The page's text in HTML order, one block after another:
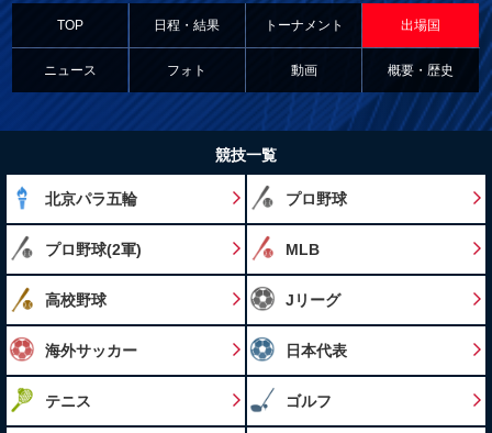
TOP 日程・結果 トーナメント 出場国
ニュース フォト 動画 概要・歴史
競技一覧
北京パラ五輪 プロ野球
プロ野球(2軍) MLB
高校野球 Jリーグ
海外サッカー 日本代表
テニス ゴルフ